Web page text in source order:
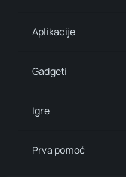
Aplikacije
Gadgeti
Igre
Prva pomoć